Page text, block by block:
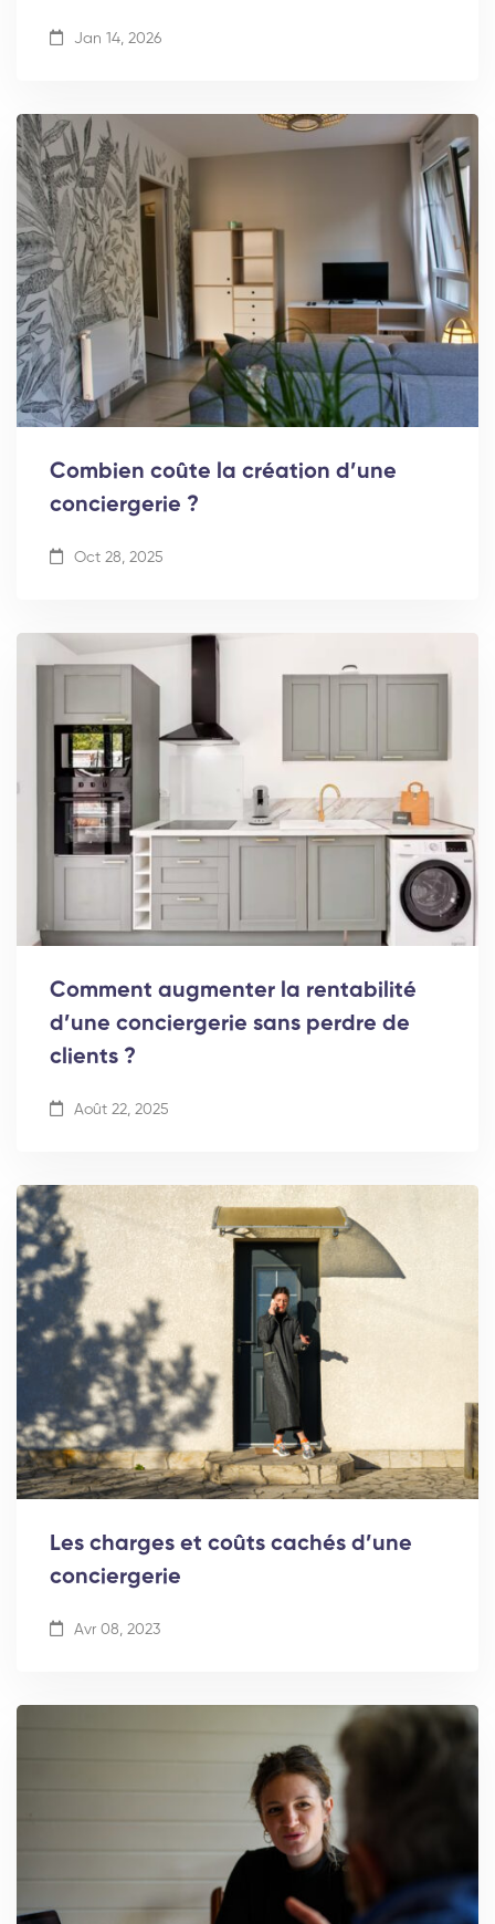
Jan 14, 2026
Combien coûte la création d’une
conciergerie ?
Oct 28, 2025
Comment augmenter la rentabilité
d’une conciergerie sans perdre de
clients ?
Août 22, 2025
Les charges et coûts cachés d’une
conciergerie
Avr 08, 2023